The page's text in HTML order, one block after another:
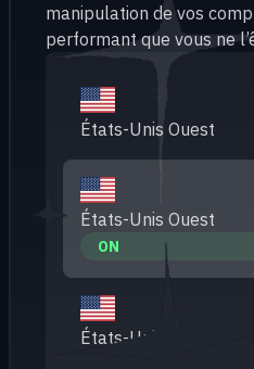
manipulation de vos
performant que vous ne
États-Unis Ouest
États-Unis Ouest
ON
États-Unis Est